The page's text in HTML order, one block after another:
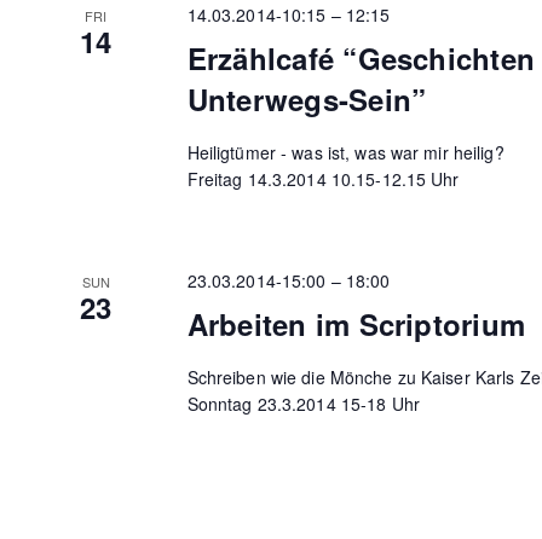
FRI
14
Erzählcafé
Unterwegs-Sein”
14.03.2014-10:15 – 12:15
Heiligtümer - was ist, was war mir heilig?
Freitag 14.3.2014 10.15-12.15 Uhr
SUN
23 Arbeiten im Scriptorium
23.03.2014-15:00 – 18:00
Schreiben wie die Mönche zu Kaiser Karls
Sonntag 23.3.2014 15-18 Uhr